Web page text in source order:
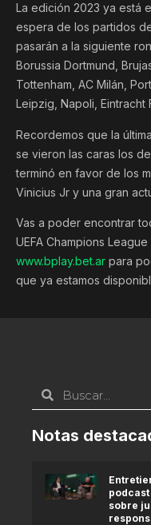
La edición 2023 ya está
espera de los partidos
pasarán a la siguiente
Borussia Dortmund,
Tottenham, AC Milán,
Leipzig, Napoli, Eintracht
Recordemos que la
se vieron las caras los
terminó en favor de los
Vinicius Jr y una gran
Vas a poder encontrar
UEFA Champions
www.bplay.bet.ar para
que ya estamos
Notas
sobre